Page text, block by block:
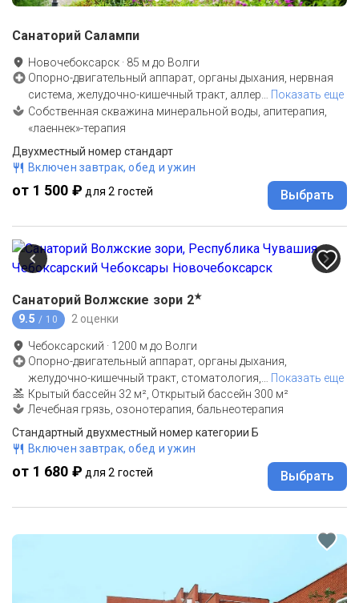
Санаторий Салампи
Новочебоксарск · 85 м до Волги
Опорно-двигательный аппарат, органы дыхания, нервная
система, желудочно-кишечный тракт, аллер
Показать еще
Собственная скважина минеральной воды, апитерапия,
«лаеннек»-терапия
Двухместный номер стандарт
Включен завтрак, обед и ужин
от 1 500 ₽ для 2 гостей Выбрать
Санаторий Волжские зори 2★
9.5 / 10 2 оценки
Чебоксарский · 1200 м до Волги
Опорно-двигательный аппарат, органы дыхания,
желудочно-кишечный тракт, стоматология,
Показать еще
Крытый бассейн 32 м², Открытый бассейн 300 м²
Лечебная грязь, озонотерапия, бальнеотерапия
Стандартный двухместный номер категории Б
Включен завтрак, обед и ужин
от 1 680 ₽ для 2 гостей Выбрать